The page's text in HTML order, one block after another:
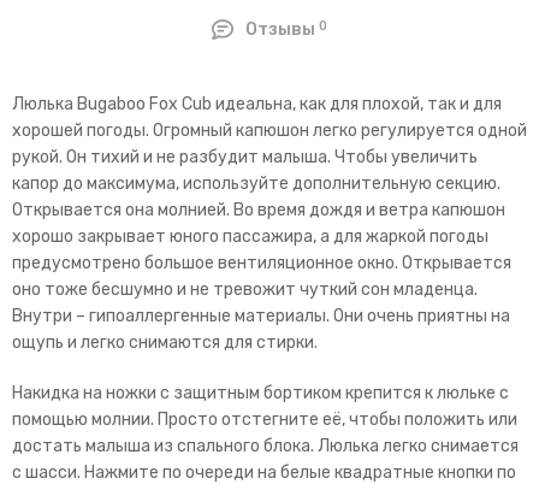
Отзывы0
Люлька Bugaboo Fox Cub идеальна, как для плохой, так и для
хорошей погоды. Огромный капюшон легко регулируется одной
рукой. Он тихий и не разбудит малыша. Чтобы увеличить
капор до максимума, используйте дополнительную секцию.
Открывается она молнией. Во время дождя и ветра капюшон
хорошо закрывает юного пассажира, а для жаркой погоды
предусмотрено большое вентиляционное окно. Открывается
оно тоже бесшумно и не тревожит чуткий сон младенца.
Внутри – гипоаллергенные материалы. Они очень приятны на
ощупь и легко снимаются для стирки.
Накидка на ножки с защитным бортиком крепится к люльке с
помощью молнии. Просто отстегните её, чтобы положить или
достать малыша из спального блока. Люлька легко снимается
с шасси. Нажмите по очереди на белые квадратные кнопки по